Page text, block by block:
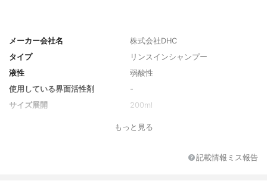
メーカー会社名
株式会社DHC
タイプ
リンスインシャンプー
液性
弱酸性
使用している界面活性剤
-
サイズ展開
200ml
日本
もっと見る
記載情報ミス報告